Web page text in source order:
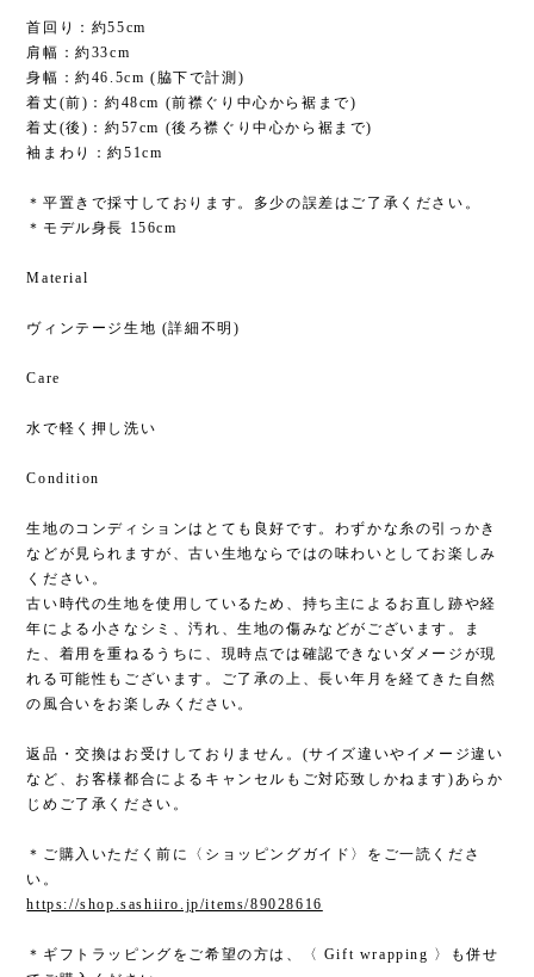
首回り：約55cm
肩幅：約33cm
身幅：約46.5cm (脇下で計測)
着丈(前)：約48cm (前襟ぐり中心から裾まで)
着丈(後)：約57cm (後ろ襟ぐり中心から裾まで)
袖まわり：約51cm
＊平置きで採寸しております。多少の誤差はご了承ください。
＊モデル身長 156cm
Material
ヴィンテージ生地 (詳細不明)
Care
水で軽く押し洗い
Condition
生地のコンディションはとても良好です。わずかな糸の引っかき
などが見られますが、古い生地ならではの味わいとしてお楽しみ
ください。
古い時代の生地を使用しているため、持ち主によるお直し跡や経
年による小さなシミ、汚れ、生地の傷みなどがございます。ま
た、着用を重ねるうちに、現時点では確認できないダメージが現
れる可能性もございます。ご了承の上、長い年月を経てきた自然
の風合いをお楽しみください。
返品・交換はお受けしておりません。(サイズ違いやイメージ違い
など、お客様都合によるキャンセルもご対応致しかねます)あらか
じめご了承ください。
＊ご購入いただく前に〈ショッピングガイド〉をご一読くださ
い。
https://shop.sashiiro.jp/items/89028616
＊ギフトラッピングをご希望の方は、〈 Gift wrapping 〉も併せ